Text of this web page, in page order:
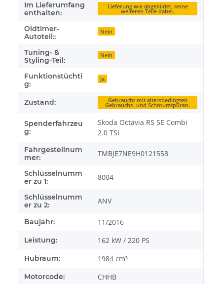
Im Lieferumfang
enthalten:
Lieferung wie abgebildet, keine
weiteren Teile dabei.
Oldtimer-
Autoteil::
Nein
Tuning- &
Styling-Teil:
Nein
Funktionstüchti
g:
Ja
Zustand: Gebraucht mit altersbedingten
Gebrauchs- und Schmutzspuren.
Spenderfahrzeu
g:
Skoda Octavia RS 5E Combi
2.0 TSI
Fahrgestellnum
mer:
TMBJE7NE9H0121558
Schlüsselnumm
er zu 1:
8004
Schlüsselnumm
er zu 2:
ANV
Baujahr: 11/2016
Leistung: 162 kW / 220 PS
Hubraum: 1984 cm³
Motorcode: CHHB